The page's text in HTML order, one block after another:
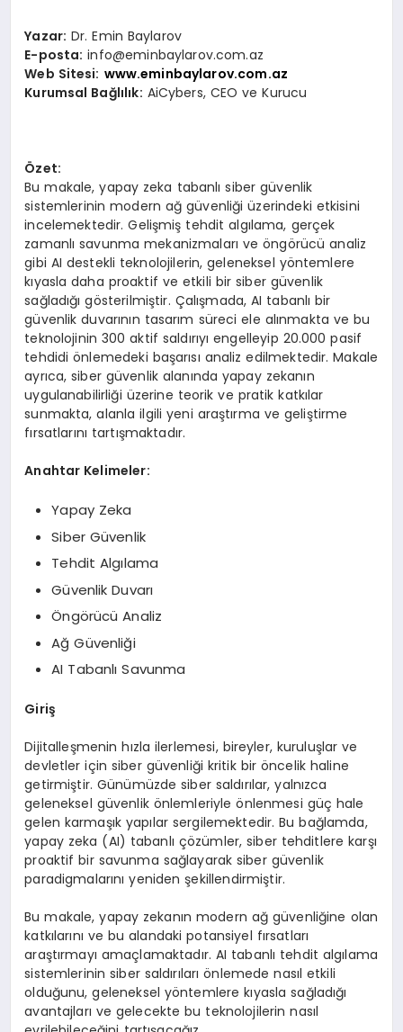
Yazar: Dr. Emin Baylarov
E-posta: info@eminbaylarov.com.az
Web Sitesi: www.eminbaylarov.com.az
Kurumsal Bağlılık: AiCybers, CEO ve Kurucu
Özet:
Bu makale, yapay zeka tabanlı siber güvenlik
sistemlerinin modern ağ güvenliği üzerindeki etkisini
incelemektedir. Gelişmiş tehdit algılama, gerçek
zamanlı savunma mekanizmaları ve öngörücü analiz
gibi AI destekli teknolojilerin, geleneksel yöntemlere
kıyasla daha proaktif ve etkili bir siber güvenlik
sağladığı gösterilmiştir. Çalışmada, AI tabanlı bir
güvenlik duvarının tasarım süreci ele alınmakta ve bu
teknolojinin 300 aktif saldırıyı engelleyip 20.000 pasif
tehdidi önlemedeki başarısı analiz edilmektedir. Makale
ayrıca, siber güvenlik alanında yapay zekanın
uygulanabilirliği üzerine teorik ve pratik katkılar
sunmakta, alanla ilgili yeni araştırma ve geliştirme
fırsatlarını tartışmaktadır.
Anahtar Kelimeler:
Yapay Zeka
Siber Güvenlik
Tehdit Algılama
Güvenlik Duvarı
Öngörücü Analiz
Ağ Güvenliği
AI Tabanlı Savunma
Giriş
Dijitalleşmenin hızla ilerlemesi, bireyler, kuruluşlar ve
devletler için siber güvenliği kritik bir öncelik haline
getirmiştir. Günümüzde siber saldırılar, yalnızca
geleneksel güvenlik önlemleriyle önlenmesi güç hale
gelen karmaşık yapılar sergilemektedir. Bu bağlamda,
yapay zeka (AI) tabanlı çözümler, siber tehditlere karşı
proaktif bir savunma sağlayarak siber güvenlik
paradigmalarını yeniden şekillendirmiştir.
Bu makale, yapay zekanın modern ağ güvenliğine olan
katkılarını ve bu alandaki potansiyel fırsatları
araştırmayı amaçlamaktadır. AI tabanlı tehdit algılama
sistemlerinin siber saldırıları önlemede nasıl etkili
olduğunu, geleneksel yöntemlere kıyasla sağladığı
avantajları ve gelecekte bu teknolojilerin nasıl